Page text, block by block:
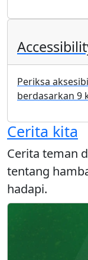
Periksa
berdasarkan 9
Cerita kita
Cerita teman
tentang
hadapi.